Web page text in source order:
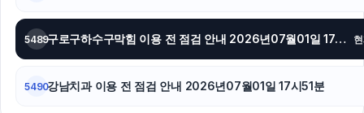
5489 구로구하수구막힘 이용 전 점검 안내 2026년07월01일 17시59분
5490강남치과 이용 전 점검 안내 2026년07월01일 17시51분